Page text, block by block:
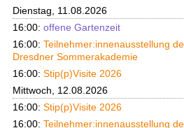
Dienstag, 11.08.2026
16:00: offene Gartenzeit
16:00: Teilnehmer:innenausstellung
Dresdner Sommerakademie
16:00: Stip(p)Visite 2026
Mittwoch, 12.08.2026
16:00: Stip(p)Visite 2026
16:00: Teilnehmer:innenausstellung